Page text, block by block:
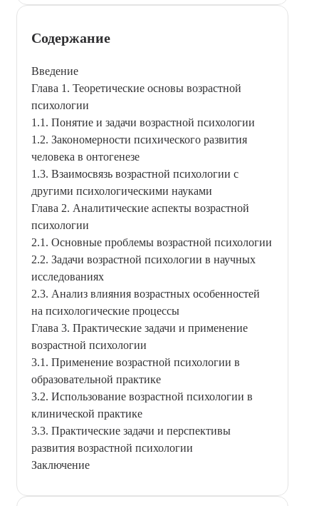
Содержание
Введение
Глава 1. Теоретические основы возрастной
психологии
1.1. Понятие и задачи возрастной психологии
1.2. Закономерности психического развития
человека в онтогенезе
1.3. Взаимосвязь возрастной психологии с
другими психологическими науками
Глава 2. Аналитические аспекты возрастной
психологии
2.1. Основные проблемы возрастной психологии
2.2. Задачи возрастной психологии в научных
исследованиях
2.3. Анализ влияния возрастных особенностей
на психологические процессы
Глава 3. Практические задачи и применение
возрастной психологии
3.1. Применение возрастной психологии в
образовательной практике
3.2. Использование возрастной психологии в
клинической практике
3.3. Практические задачи и перспективы
развития возрастной психологии
Заключение